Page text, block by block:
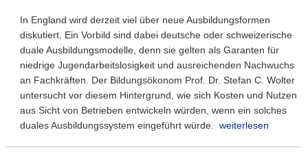
In England wird derzeit viel über neue Ausbildungsformen
diskutiert. Ein Vorbild sind dabei deutsche oder schweizerische
duale Ausbildungsmodelle, denn sie gelten als Garanten für
niedrige Jugendarbeitslosigkeit und ausreichenden Nachwuchs
an Fachkräften. Der Bildungsökonom Prof. Dr. Stefan C. Wolter
untersucht vor diesem Hintergrund, wie sich Kosten und Nutzen
aus Sicht von Betrieben entwickeln würden, wenn ein solches
duales Ausbildungssystem eingeführt würde. weiterlesen